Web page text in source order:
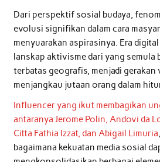
Dari perspektif sosial budaya,
evolusi signifikan dalam cara
menyuarakan aspirasinya. Era
lanskap aktivisme dari yang semula
terbatas geografis, menjadi gerakan
menjangkau jutaan orang dalam
Influencer yang ikut membagikan
antaranya Jerome Polin, Andovi da
Citta Fathia Izzat, dan Abigail Limuria
bagaimana kekuatan media sosial